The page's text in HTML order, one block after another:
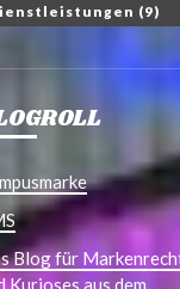
(9)
Blog für
Kurioses aus dem